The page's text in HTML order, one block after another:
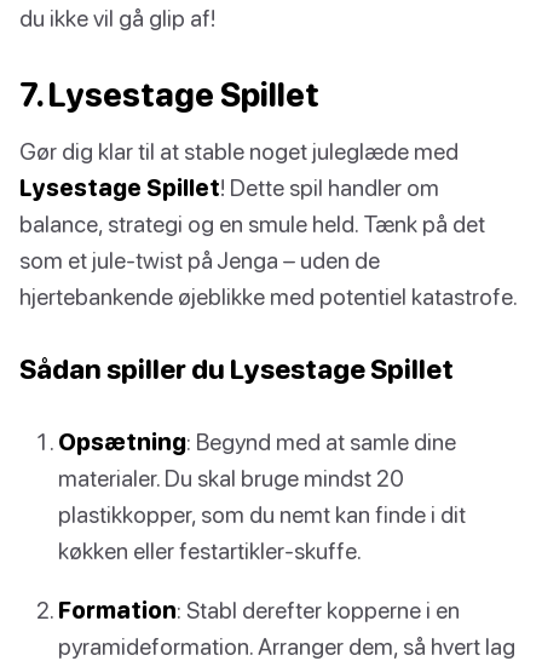
du ikke vil gå glip af!
7. Lysestage Spillet
Gør dig klar til at stable noget juleglæde med
Lysestage Spillet! Dette spil handler om
balance, strategi og en smule held. Tænk på det
som et jule-twist på Jenga – uden de
hjertebankende øjeblikke med potentiel katastrofe.
Sådan spiller du Lysestage Spillet
Opsætning: Begynd med at samle dine
materialer. Du skal bruge mindst 20
plastikkopper, som du nemt kan finde i dit
køkken eller festartikler-skuffe.
Formation: Stabl derefter kopperne i en
pyramideformation. Arranger dem, så hvert lag